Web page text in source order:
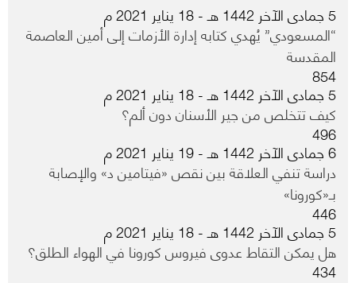
5 جمادى الآخر 1442 هـ - 18 يناير 2021 م
“المسعودي” يُهدي كتابه إدارة الأزمات إلى أمين العاصمة
المقدسة
854
5 جمادى الآخر 1442 هـ - 18 يناير 2021 م
كيف تتخلص من جير الأسنان دون ألم؟
496
6 جمادى الآخر 1442 هـ - 19 يناير 2021 م
دراسة تنفي العلاقة بين نقص «فيتامين د» والإصابة
بـ«كورونا»
446
5 جمادى الآخر 1442 هـ - 18 يناير 2021 م
هل يمكن التقاط عدوى فيروس كورونا في الهواء الطلق؟
434